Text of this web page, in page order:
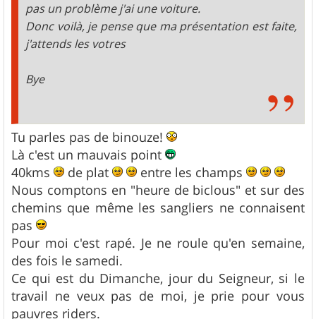
pas un problème j'ai une voiture.
Donc voilà, je pense que ma présentation est faite,
j'attends les votres
Bye
Tu parles pas de binouze!
Là c'est un mauvais point
40kms
de plat
entre les champs
Nous comptons en "heure de biclous" et sur des
chemins que même les sangliers ne connaisent
pas
Pour moi c'est rapé. Je ne roule qu'en semaine,
des fois le samedi.
Ce qui est du Dimanche, jour du Seigneur, si le
travail ne veux pas de moi, je prie pour vous
pauvres riders.